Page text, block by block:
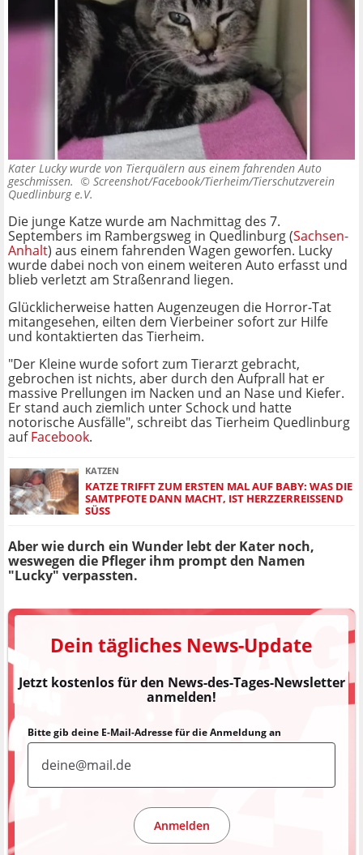
Kater Lucky wurde von Tierquälern aus einem fahrenden Auto
geschmissen. © Screenshot/Facebook/Tierheim/Tierschutzverein
Quedlinburg e.V.
Die junge Katze wurde am Nachmittag des 7.
Septembers im Rambergsweg in Quedlinburg (Sachsen-
Anhalt) aus einem fahrenden Wagen geworfen. Lucky
wurde dabei noch von einem weiteren Auto erfasst und
blieb verletzt am Straßenrand liegen.
Glücklicherweise hatten Augenzeugen die Horror-Tat
mitangesehen, eilten dem Vierbeiner sofort zur Hilfe
und kontaktierten das Tierheim.
"Der Kleine wurde sofort zum Tierarzt gebracht,
gebrochen ist nichts, aber durch den Aufprall hat er
massive Prellungen im Nacken und an Nase und Kiefer.
Er stand auch ziemlich unter Schock und hatte
notorische Ausfälle", schreibt das Tierheim Quedlinburg
aufFacebook.
KATZEN
KATZE TRIFFT ZUM ERSTEN MAL AUF BABY: WAS DIE
SAMTPFOTE DANN MACHT, IST HERZZERREISSEND S
ÜSS
Aber wie durch ein Wunder lebt der Kater noch,
weswegen die Pfleger ihm prompt den Namen
"Lucky" verpassten.
Dein tägliches News-Update
Jetzt kostenlos für den News-des-Tages-Newsletter
anmelden!
Bitte gib deine E-Mail-Adresse für die Anmeldung an
Anmelden